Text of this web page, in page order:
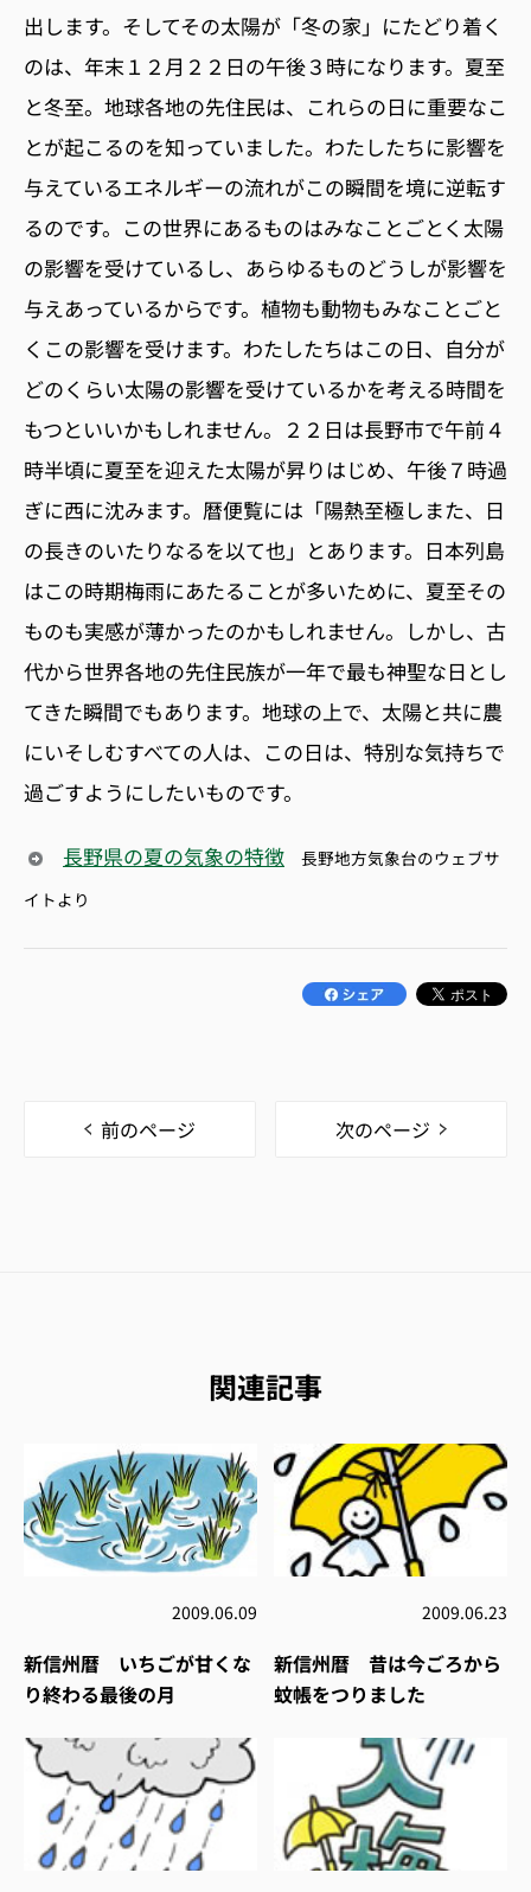
出します。そしてその太陽が「冬の家」にたどり着く
のは、年末１２月２２日の午後３時になります。夏至
と冬至。地球各地の先住民は、これらの日に重要なこ
とが起こるのを知っていました。わたしたちに影響を
与えているエネルギーの流れがこの瞬間を境に逆転す
るのです。この世界にあるものはみなことごとく太陽
の影響を受けているし、あらゆるものどうしが影響を
与えあっているからです。植物も動物もみなことごと
くこの影響を受けます。わたしたちはこの日、自分が
どのくらい太陽の影響を受けているかを考える時間を
もつといいかもしれません。２２日は長野市で午前４
時半頃に夏至を迎えた太陽が昇りはじめ、午後７時過
ぎに西に沈みます。暦便覧には「陽熱至極しまた、日
の長きのいたりなるを以て也」とあります。日本列島
はこの時期梅雨にあたることが多いために、夏至その
ものも実感が薄かったのかもしれません。しかし、古
代から世界各地の先住民族が一年で最も神聖な日とし
てきた瞬間でもあります。地球の上で、太陽と共に農
にいそしむすべての人は、この日は、特別な気持ちで
過ごすようにしたいものです。
長野県の夏の気象の特徴 長野地方気象台のウェブサ
イトより
前のページ 次のページ
関連記事
2009.06.09
新信州暦 いちごが甘くな
り終わる最後の月
2009.06.23
新信州暦 昔は今ごろから
蚊帳をつりました